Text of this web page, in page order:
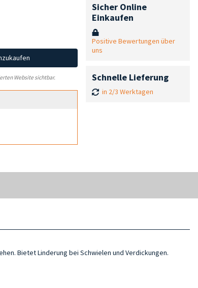
Website sichtbar.
Sicher Online
Einkaufen
Positive Bewertungen über
uns
Schnelle Lieferung
in 2/3 Werktagen
Bietet Linderung bei Schwielen und Verdickungen.